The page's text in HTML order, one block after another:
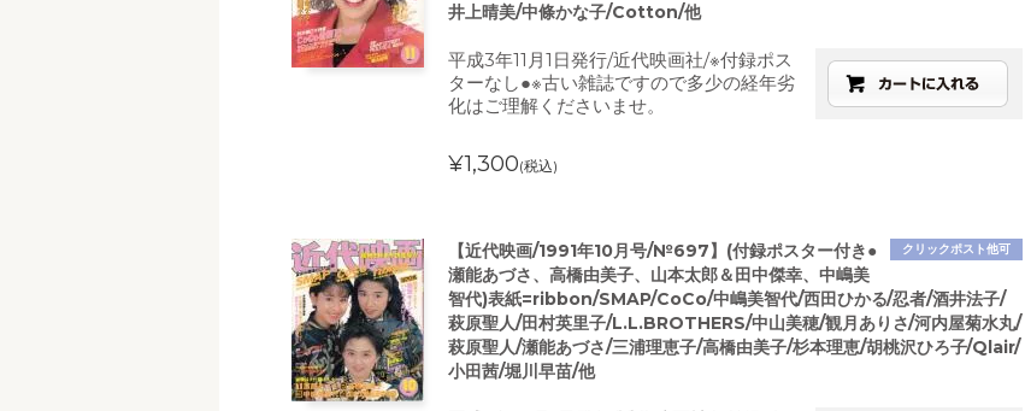
井上晴美/中條かな子/Cotton/他
平成3年11月1日発行/近代映画社/※付録ポス
ターなし●※古い雑誌ですので多少の経年劣
化はご理解くださいませ。
¥1,300(税込)
クリックポスト他可
【近代映画/1991年10月号/№697】(付録ポスター付き●
瀬能あづさ、高橋由美子、山本太郎＆田中傑幸、中嶋美
智代)表紙=ribbon/SMAP/CoCo/中嶋美智代/西田ひかる/忍者/酒井法子/
萩原聖人/田村英里子/L.L.BROTHERS/中山美穂/観月ありさ/河内屋菊水丸/
萩原聖人/瀬能あづさ/三浦理恵子/高橋由美子/杉本理恵/胡桃沢ひろ子/Qlair/
小田茜/堀川早苗/他